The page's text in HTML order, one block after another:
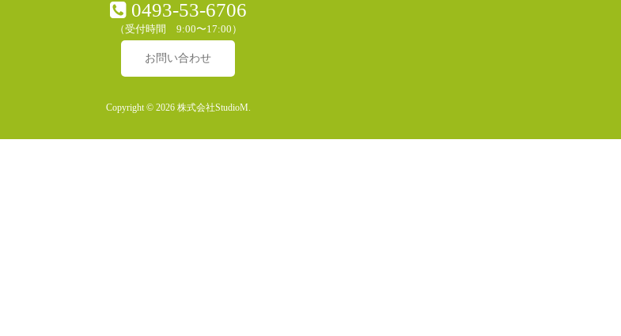
0493-53-6706
（受付時間 9:00〜17:00）
お問い合わせ
Copyright © 2026 株式会社StudioM.